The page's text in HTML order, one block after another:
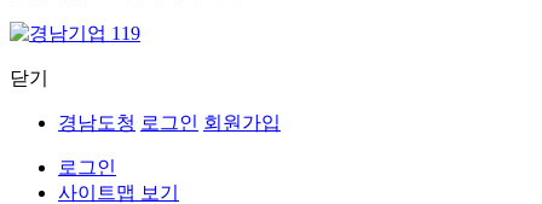
닫기
경남도청 로그인 회원가입
로그인
사이트맵 보기